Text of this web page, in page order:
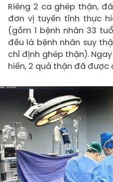
Riêng 2 ca ghép thận,
đơn vị tuyến tỉnh thực
(gồm 1 bệnh nhân 33
đều là bệnh nhân suy
chỉ định ghép thận).
hiến, 2 quả thận đã được